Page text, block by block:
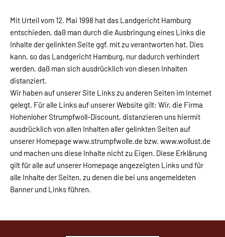
Mit Urteil vom 12. Mai 1998 hat das Landgericht Hamburg
entschieden, daß man durch die Ausbringung eines Links die
Inhalte der gelinkten Seite ggf. mit zu verantworten hat. Dies
kann, so das Landgericht Hamburg, nur dadurch verhindert
werden, daß man sich ausdrücklich von diesen Inhalten
distanziert.
Wir haben auf unserer Site Links zu anderen Seiten im Internet
gelegt. Für alle Links auf unserer Website gilt: Wir, die Firma
Hohenloher Strumpfwoll-Discount, distanzieren uns hiermit
ausdrücklich von allen Inhalten aller gelinkten Seiten auf
unserer Homepage www.strumpfwolle.de bzw. www.wollust.de
und machen uns diese Inhalte nicht zu Eigen. Diese Erklärung
gilt für alle auf unserer Homepage angezeigten Links und für
alle Inhalte der Seiten, zu denen die bei uns angemeldeten
Banner und Links führen.